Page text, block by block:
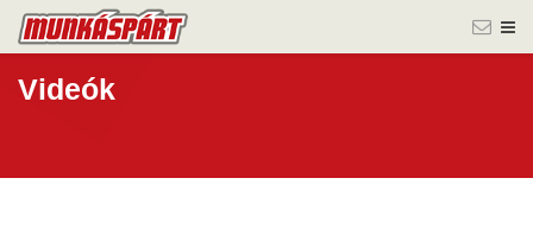
Videók